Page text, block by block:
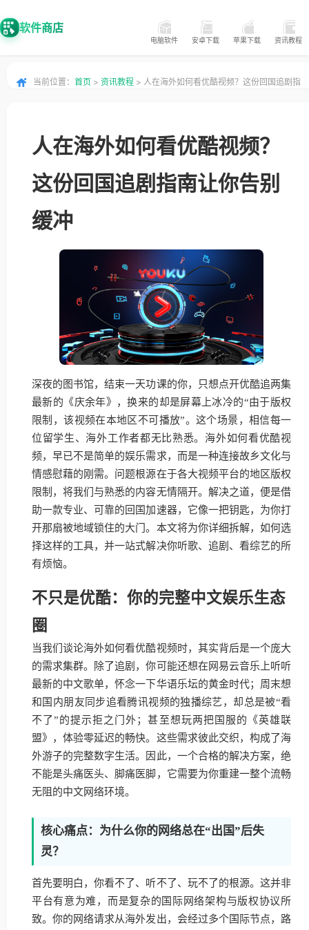
软件商店
电脑软件 安卓下载 苹果下载 资讯教程
当前位置： 首页 > 资讯教程 > 人在海外如何看优酷视频？这份回国追剧指
人在海外如何看优酷视频？
这份回国追剧指南让你告别
缓冲
深夜的图书馆，结束一天功课的你，只想点开优酷追两集
最新的《庆余年》，换来的却是屏幕上冰冷的“由于版权
限制，该视频在本地区不可播放”。这个场景，相信每一
位留学生、海外工作者都无比熟悉。海外如何看优酷视
频，早已不是简单的娱乐需求，而是一种连接故乡文化与
情感慰藉的刚需。问题根源在于各大视频平台的地区版权
限制，将我们与熟悉的内容无情隔开。解决之道，便是借
助一款专业、可靠的回国加速器，它像一把钥匙，为你打
开那扇被地域锁住的大门。本文将为你详细拆解，如何选
择这样的工具，并一站式解决你听歌、追剧、看综艺的所
有烦恼。
不只是优酷：你的完整中文娱乐生态
圈
当我们谈论海外如何看优酷视频时，其实背后是一个庞大
的需求集群。除了追剧，你可能还想在网易云音乐上听听
最新的中文歌单，怀念一下华语乐坛的黄金时代；周末想
和国内朋友同步追看腾讯视频的独播综艺，却总是被“看
不了”的提示拒之门外；甚至想玩两把国服的《英雄联
盟》，体验零延迟的畅快。这些需求彼此交织，构成了海
外游子的完整数字生活。因此，一个合格的解决方案，绝
不能是头痛医头、脚痛医脚，它需要为你重建一整个流畅
无阻的中文网络环境。
核心痛点：为什么你的网络总在“出国”后失
灵？
首先要明白，你看不了、听不了、玩不了的根源。这并非
平台有意为难，而是复杂的国际网络架构与版权协议所
致。你的网络请求从海外发出，会经过多个国际节点，路